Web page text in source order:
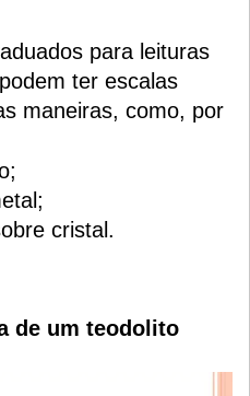
para leituras
ter escalas
maneiras, como, por
cristal.
de um teodolito